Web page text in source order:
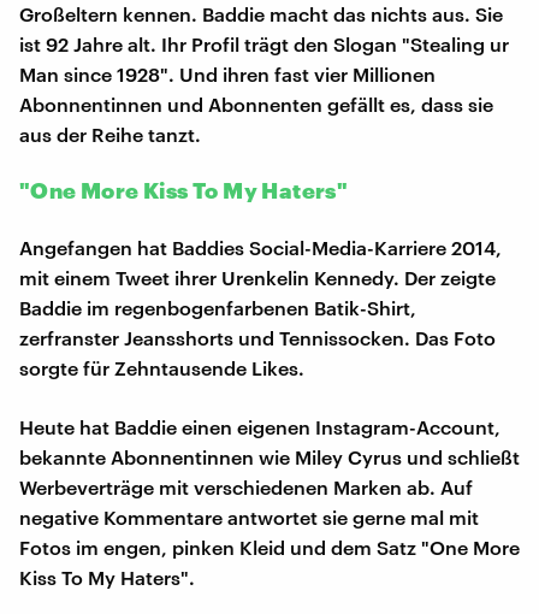
Großeltern kennen. Baddie macht das nichts aus. Sie
ist 92 Jahre alt. Ihr Profil trägt den Slogan "Stealing ur
Man since 1928". Und ihren fast vier Millionen
Abonnentinnen und Abonnenten gefällt es, dass sie
aus der Reihe tanzt.
"One More Kiss To My Haters"
Angefangen hat Baddies Social-Media-Karriere 2014,
mit einem Tweet ihrer Urenkelin Kennedy. Der zeigte
Baddie im regenbogenfarbenen Batik-Shirt,
zerfranster Jeansshorts und Tennissocken. Das Foto
sorgte für Zehntausende Likes.
Heute hat Baddie einen eigenen Instagram-Account,
bekannte Abonnentinnen wie Miley Cyrus und schließt
Werbeverträge mit verschiedenen Marken ab. Auf
negative Kommentare antwortet sie gerne mal mit
Fotos im engen, pinken Kleid und dem Satz "One More
Kiss To My Haters".